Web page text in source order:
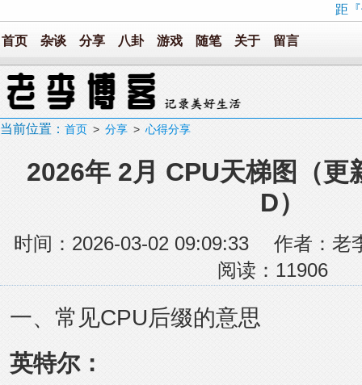
距
首页 杂谈 分享 八卦 游戏 随笔 关于 留言
当前位置： 首页 > 分享 > 心得分享
2026年 2月 CPU天梯图（更
D）
时间：2026-03-02 09:09:33 作者：
阅读： 11906
一、常见CPU后缀的意思
英特尔：